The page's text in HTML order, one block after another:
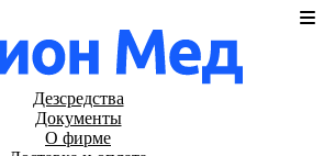
Дезсредства
Документы
О фирме